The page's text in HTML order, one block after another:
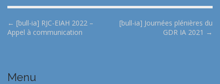
P
o
n
← [bull-ia] RJC-EIAH 2022 –
Appel à communication
[bull-ia] Journées plénières du
GDR IA 2021 →
Menu